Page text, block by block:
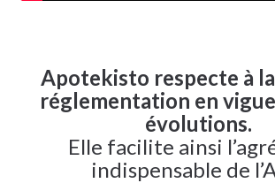
Apotekisto respecte à
réglementation en
évolutions.
Elle facilite ainsi
indispensable de